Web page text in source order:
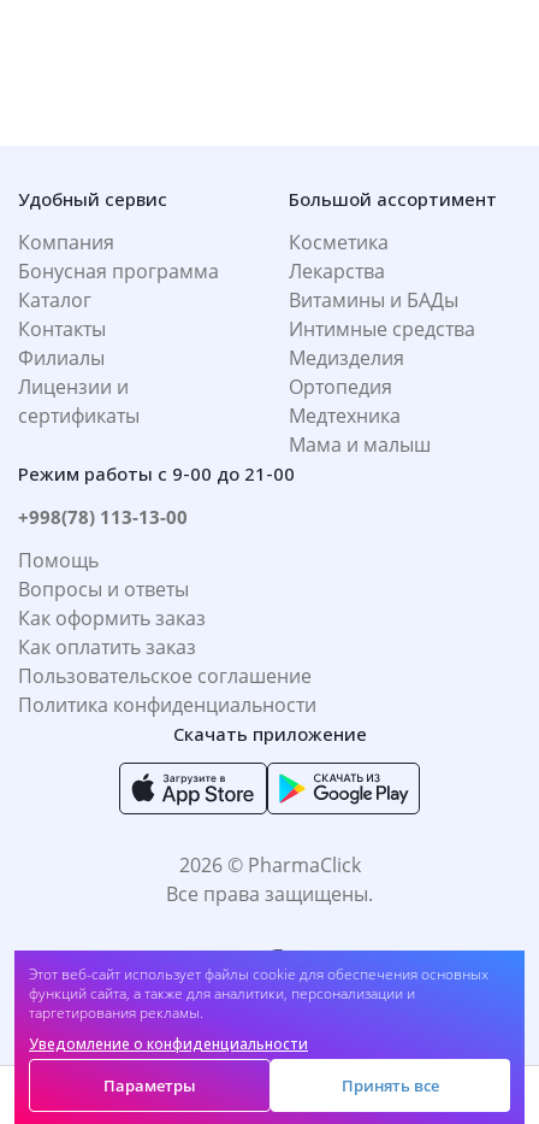
Этот веб-сайт использует файлы cookie для обеспечения основных
функций сайта, а также для аналитики, персонализации и
таргетирования рекламы.
Уведомление о конфиденциальности
Параметры Принять все
Удобный сервис
Компания
Бонусная программа
Каталог
Контакты
Филиалы
Лицензии и
сертификаты
Большой ассортимент
Косметика
Лекарства
Витамины и БАДы
Интимные средства
Медизделия
Ортопедия
Медтехника
Мама и малыш
Режим работы с 9-00 до 21-00
+998(78) 113-13-00
Помощь
Вопросы и ответы
Как оформить заказ
Как оплатить заказ
Пользовательское соглашение
Политика конфиденциальности
Скачать приложение
2026 © PharmaClick
Все права защищены.
Принимаем к оплате: